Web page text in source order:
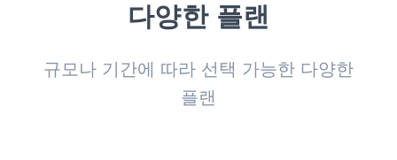
다양한 플랜
규모나 기간에 따라 선택 가능한 다양한
플랜